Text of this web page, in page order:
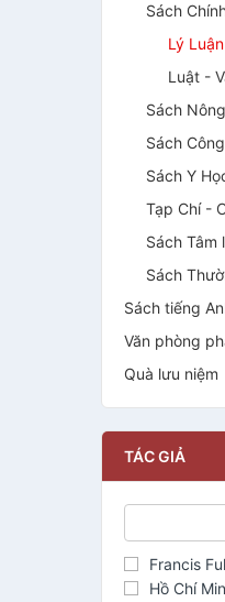
Sách
Lý
Luật -
Sách
Sách
Sách Y
Tạp Chí -
Sách Tâm
Sách
Sách tiếng
Văn phòng
Quà lưu niệm
TÁC GIẢ
Francis
Hồ Chí